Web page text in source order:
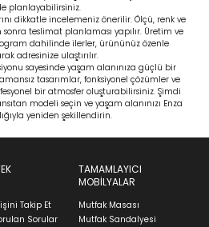
planlayabilirsiniz.
dikkatle incelemeniz önerilir. Ölçü, renk ve
teslimat planlaması yapılır. Üretim ve
dahilinde ilerler, ürününüz özenle
adresinize ulaştırılır.
sayesinde yaşam alanınıza güçlü bir
tasarımlar, fonksiyonel çözümler ve
bir atmosfer oluşturabilirsiniz. Şimdi
modeli seçin ve yaşam alanınızı Enza
yeniden şekillendirin.
Takip Et
Sorular
TAMAMLAYICI
MOBİLYALAR
Mutfak Masası
Mutfak Sandalyesi